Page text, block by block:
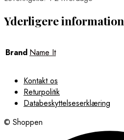
Yderligere information
Brand Name It
Kontakt os
Returpolitik
Databeskyttelseserklæring
© Shoppen